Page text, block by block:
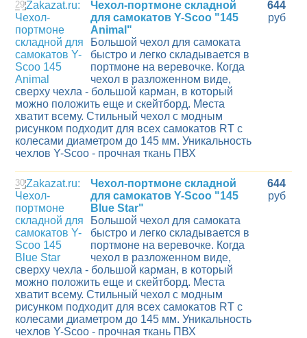
29
Чехол-портмоне складной
для самокатов Y-Scoo "145
Animal"
Большой чехол для самоката
быстро и легко складывается в
портмоне на веревочке. Когда
чехол в разложенном виде,
сверху чехла - большой карман, в который
можно положить еще и скейтборд. Места
хватит всему. Стильный чехол с модным
рисунком подходит для всех самокатов RT с
колесами диаметром до 145 мм. Уникальность
чехлов Y-Scoo - прочная ткань ПВХ
644
руб
30
Чехол-портмоне складной
для самокатов Y-Scoo "145
Blue Star"
Большой чехол для самоката
быстро и легко складывается в
портмоне на веревочке. Когда
чехол в разложенном виде,
сверху чехла - большой карман, в который
можно положить еще и скейтборд. Места
хватит всему. Стильный чехол с модным
рисунком подходит для всех самокатов RT с
колесами диаметром до 145 мм. Уникальность
чехлов Y-Scoo - прочная ткань ПВХ
644
руб